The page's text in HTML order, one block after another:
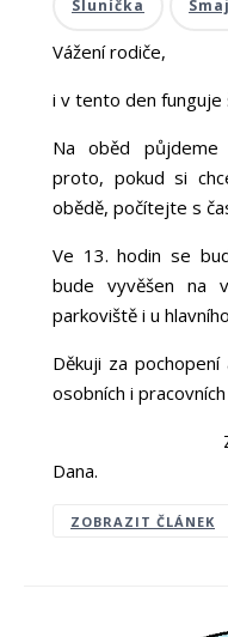
Sluníčka
Vážení rodiče,
i v tento den funguje
Na oběd půjdeme
proto, pokud si
obědě, počítejte s
Ve 13. hodin se
bude vyvěšen na
parkoviště i u
Děkuji za
osobních i
Za všechny
Dana.
ZOBRAZIT ČLÁNEK